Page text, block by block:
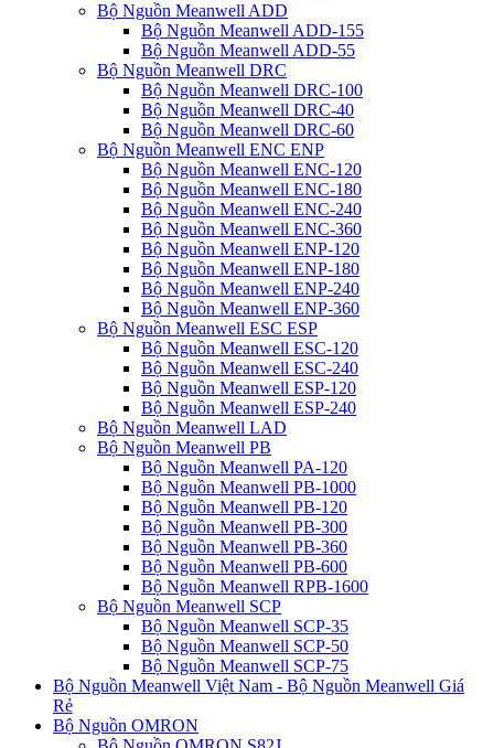
Bộ Nguồn Meanwell ADD
Bộ Nguồn Meanwell ADD-155
Bộ Nguồn Meanwell ADD-55
Bộ Nguồn Meanwell DRC
Bộ Nguồn Meanwell DRC-100
Bộ Nguồn Meanwell DRC-40
Bộ Nguồn Meanwell DRC-60
Bộ Nguồn Meanwell ENC ENP
Bộ Nguồn Meanwell ENC-120
Bộ Nguồn Meanwell ENC-180
Bộ Nguồn Meanwell ENC-240
Bộ Nguồn Meanwell ENC-360
Bộ Nguồn Meanwell ENP-120
Bộ Nguồn Meanwell ENP-180
Bộ Nguồn Meanwell ENP-240
Bộ Nguồn Meanwell ENP-360
Bộ Nguồn Meanwell ESC ESP
Bộ Nguồn Meanwell ESC-120
Bộ Nguồn Meanwell ESC-240
Bộ Nguồn Meanwell ESP-120
Bộ Nguồn Meanwell ESP-240
Bộ Nguồn Meanwell LAD
Bộ Nguồn Meanwell PB
Bộ Nguồn Meanwell PA-120
Bộ Nguồn Meanwell PB-1000
Bộ Nguồn Meanwell PB-120
Bộ Nguồn Meanwell PB-300
Bộ Nguồn Meanwell PB-360
Bộ Nguồn Meanwell PB-600
Bộ Nguồn Meanwell RPB-1600
Bộ Nguồn Meanwell SCP
Bộ Nguồn Meanwell SCP-35
Bộ Nguồn Meanwell SCP-50
Bộ Nguồn Meanwell SCP-75
Bộ Nguồn Meanwell Việt Nam - Bộ Nguồn Meanwell Giá
Rẻ
Bộ Nguồn OMRON